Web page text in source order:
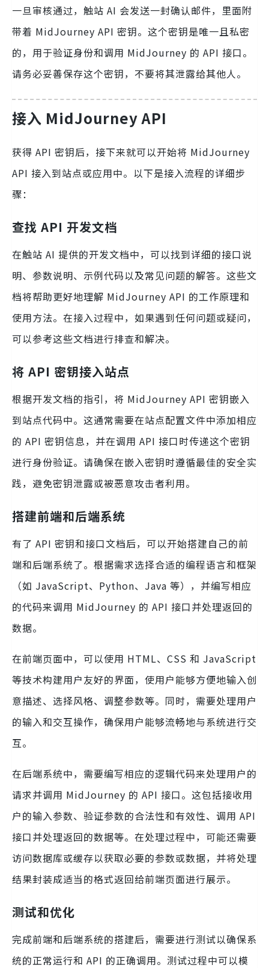
一旦审核通过，触站 AI 会发送一封确认邮件，里面附
带着 MidJourney API 密钥。这个密钥是唯一且私密
的，用于验证身份和调用 MidJourney 的 API 接口。
请务必妥善保存这个密钥，不要将其泄露给其他人。
接入 MidJourney API
获得 API 密钥后，接下来就可以开始将 MidJourney
API 接入到站点或应用中。以下是接入流程的详细步
骤：
查找 API 开发文档
在触站 AI 提供的开发文档中，可以找到详细的接口说
明、参数说明、示例代码以及常见问题的解答。这些文
档将帮助更好地理解 MidJourney API 的工作原理和
使用方法。在接入过程中，如果遇到任何问题或疑问，
可以参考这些文档进行排查和解决。
将 API 密钥接入站点
根据开发文档的指引，将 MidJourney API 密钥嵌入
到站点代码中。这通常需要在站点配置文件中添加相应
的 API 密钥信息，并在调用 API 接口时传递这个密钥
进行身份验证。请确保在嵌入密钥时遵循最佳的安全实
践，避免密钥泄露或被恶意攻击者利用。
搭建前端和后端系统
有了 API 密钥和接口文档后，可以开始搭建自己的前
端和后端系统了。根据需求选择合适的编程语言和框架
（如 JavaScript、Python、Java 等），并编写相应
的代码来调用 MidJourney 的 API 接口并处理返回的
数据。
在前端页面中，可以使用 HTML、CSS 和 JavaScript
等技术构建用户友好的界面，使用户能够方便地输入创
意描述、选择风格、调整参数等。同时，需要处理用户
的输入和交互操作，确保用户能够流畅地与系统进行交
互。
在后端系统中，需要编写相应的逻辑代码来处理用户的
请求并调用 MidJourney 的 API 接口。这包括接收用
户的输入参数、验证参数的合法性和有效性、调用 API
接口并处理返回的数据等。在处理过程中，可能还需要
访问数据库或缓存以获取必要的参数或数据，并将处理
结果封装成适当的格式返回给前端页面进行展示。
测试和优化
完成前端和后端系统的搭建后，需要进行测试以确保系
统的正常运行和 API 的正确调用。测试过程中可以模